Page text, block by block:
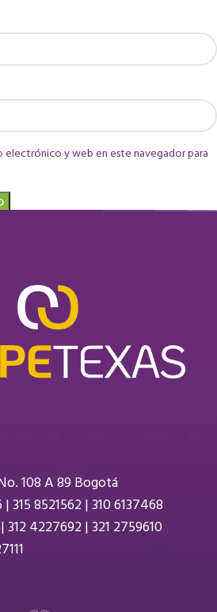
electrónico y web en este navegador para
108 A 89 Bogotá
315 8521562 | 310 6137468
312 4227692 | 321 2759610